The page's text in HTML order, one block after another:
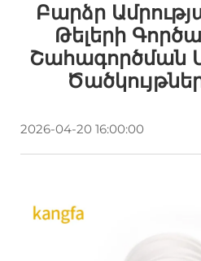
Բարձր
Թելերի
Շահագործման
2026-04-20 16:00:00